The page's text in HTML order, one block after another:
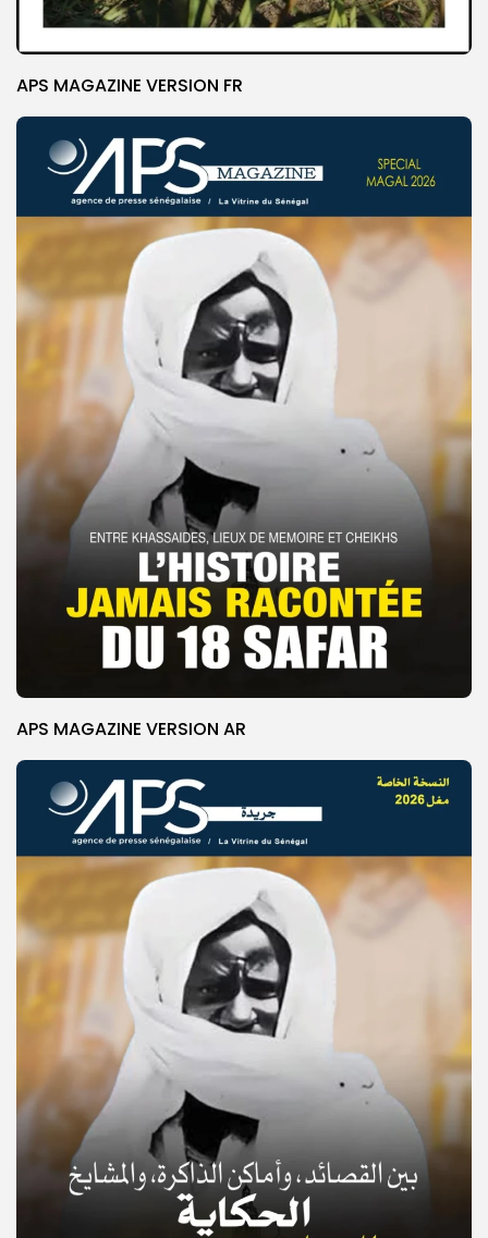
© Copyright 2025, APS
APS MAGAZINE VERSION FR
APS MAGAZINE VERSION AR